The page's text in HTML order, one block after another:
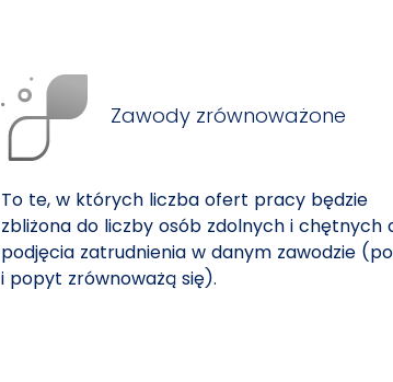
Zawody zrównoważone
To te, w których liczba ofert pracy będzie
zbliżona do liczby osób zdolnych i chętnych
podjęcia zatrudnienia w danym zawodzie
i popyt zrównoważą się).